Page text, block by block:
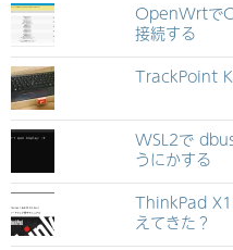
OpenWrtで
接続する
TrackPoint
WSL2で
うにかする
ThinkPad
えてきた？